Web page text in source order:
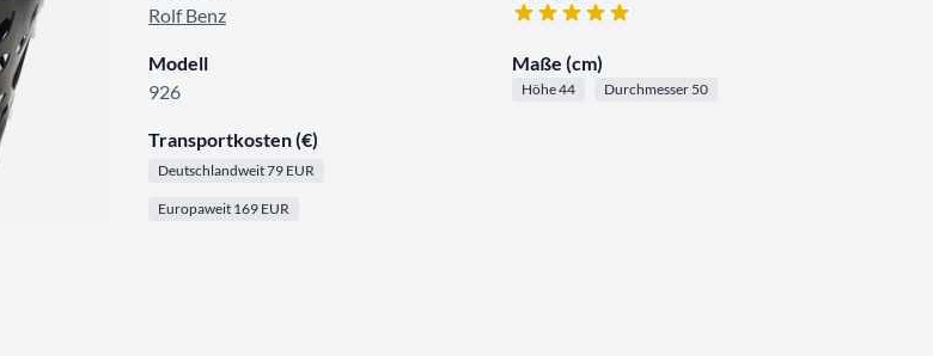
Rolf Benz
Modell
926
Maße (cm)
Höhe 44 Durchmesser 50
Transportkosten (€)
Deutschlandweit 79 EUR
Europaweit 169 EUR